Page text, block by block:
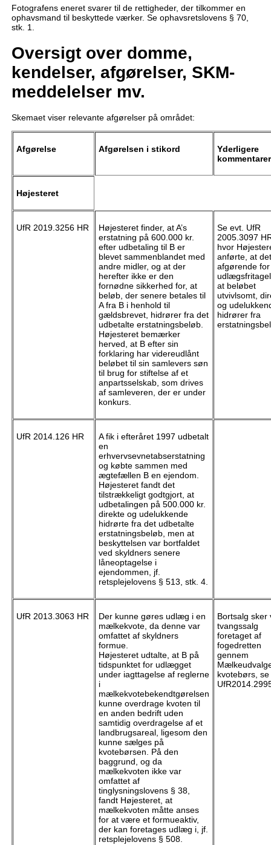
Fotografens eneret svarer til de rettigheder, der tilkommer en
ophavsmand til beskyttede værker. Se ophavsretslovens § 70,
stk. 1.
Oversigt over domme,
kendelser, afgørelser, SKM-
meddelelser mv.
Skemaet viser relevante afgørelser på området:
Afgørelse Afgørelsen i stikord
Yderligere
kommentarer
Højesteret
UfR 2019.3256 HR
Højesteret finder, at A’s
erstatning på 600.000 kr.
efter udbetaling til B er
blevet sammenblandet med
andre midler, og at der
herefter ikke er den
fornødne sikkerhed for, at
beløb, der senere betales til
A fra B i henhold til
gældsbrevet, hidrører fra det
udbetalte erstatningsbeløb.
Højesteret bemærker
herved, at B efter sin
forklaring har videreudlånt
beløbet til sin samlevers søn
til brug for stiftelse af et
anpartsselskab, som drives
af samleveren, der er under
konkurs.
Se evt. UfR
2005.3097
hvor
anførte, at
afgørende for
at beløbet
utvivlsomt,
og
hidrører fra
UfR 2014.126 HR
A fik i efteråret 1997 udbetalt
en
erhvervsevnetabserstatning
og købte sammen med
ægtefællen B en ejendom.
Højesteret fandt det
tilstrækkeligt godtgjort, at
udbetalingen på 500.000 kr.
direkte og udelukkende
hidrørte fra det udbetalte
erstatningsbeløb, men at
beskyttelsen var bortfaldet
ved skyldners senere
låneoptagelse i
ejendommen, jf.
retsplejelovens § 513, stk. 4.
UfR 2013.3063 HR
Der kunne gøres udlæg i en
mælkekvote, da denne var
omfattet af skyldners
formue.
Højesteret udtalte, at B på
tidspunktet for udlægget
under iagttagelse af reglerne
i
mælkekvotebekendtgørelsen
kunne overdrage kvoten til
en anden bedrift uden
samtidig overdragelse af et
landbrugsareal, ligesom den
kunne sælges på
kvotebørsen. På den
baggrund, og da
mælkekvoten ikke var
omfattet af
tinglysningslovens § 38,
fandt Højesteret, at
mælkekvoten måtte anses
for at være et formueaktiv,
der kan foretages udlæg i, jf.
retsplejelovens § 508.
Bortsalg sker
tvangssalg
foretaget af
fogedretten
gennem
kvotebørs, se